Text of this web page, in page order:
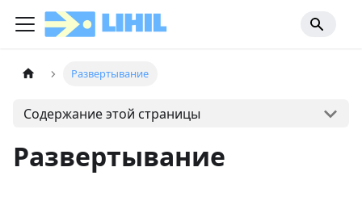
Развертывание
Содержание этой страницы
Развертывание